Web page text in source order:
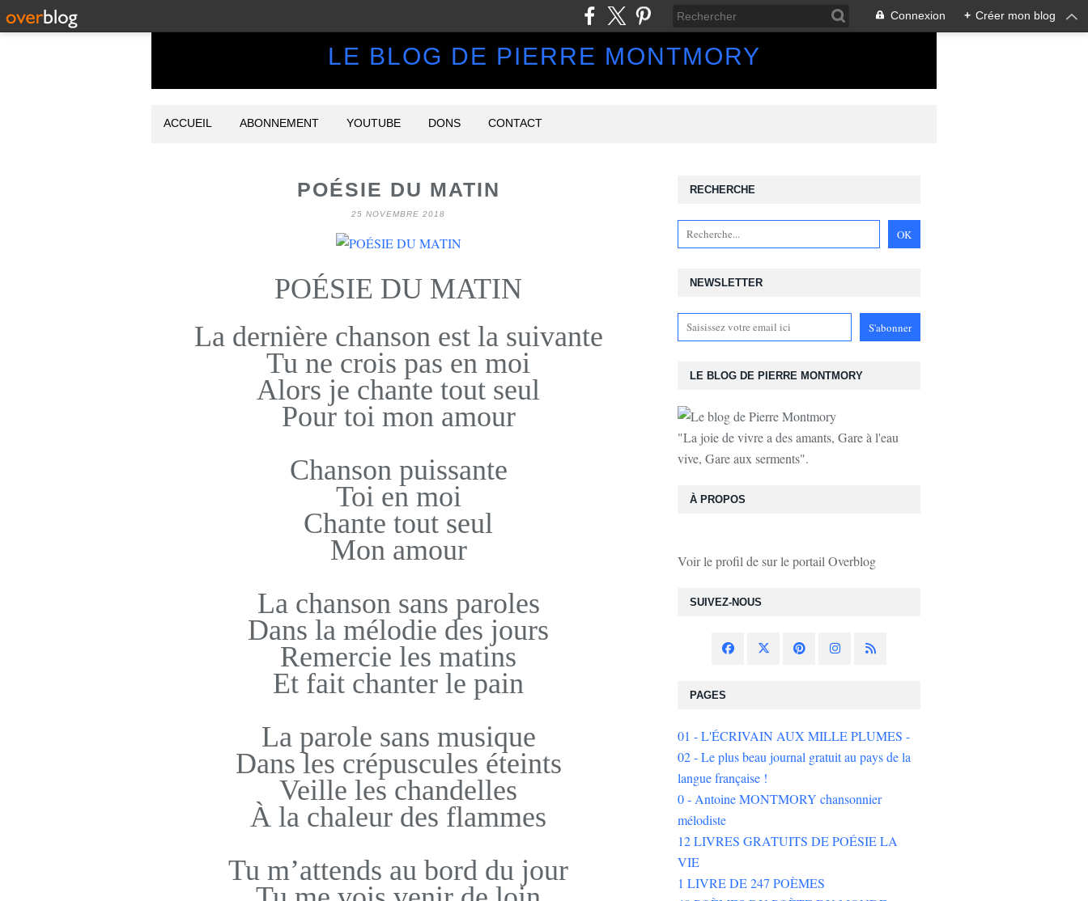
Connexion + Créer mon blog
LE BLOG DE PIERRE MONTMORY
ACCUEIL ABONNEMENT YOUTUBE DONS CONTACT
POÉSIE DU MATIN
25 NOVEMBRE 2018
POÉSIE DU MATIN
La dernière chanson est la suivante
Tu ne crois pas en moi
Alors je chante tout seul
Pour toi mon amour
Chanson puissante
Toi en moi
Chante tout seul
Mon amour
La chanson sans paroles
Dans la mélodie des jours
Remercie les matins
Et fait chanter le pain
La parole sans musique
Dans les crépuscules éteints
Veille les chandelles
À la chaleur des flammes
Tu m’attends au bord du jour
NEWSLETTER
SUIVEZ-NOUS
RECHERCHE
LE BLOG DE PIERRE MONTMORY
"La joie de vivre a des amants, Gare à l'eau
vive, Gare aux serments".
À PROPOS
Voir le profil desur le portail Overblog
PAGES
01 - L'ÉCRIVAIN AUX MILLE PLUMES -
02 - Le plus beau journal gratuit au pays de la
langue française !
0 - Antoine MONTMORY chansonnier
mélodiste
12 LIVRES GRATUITS DE POÉSIE LA
VIE
1 LIVRE DE 247 POÈMES